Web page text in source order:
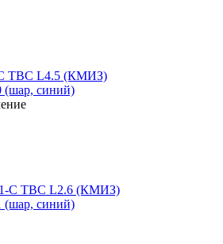
ТВС L4.5 (КМИЗ)
(шар, синий)